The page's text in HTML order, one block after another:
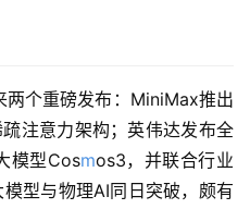
两个重磅发布：MiniMax推出
注意力架构；英伟达发布全
模型Cosmos3，并联合行业
模型与物理AI同日突破，颇有